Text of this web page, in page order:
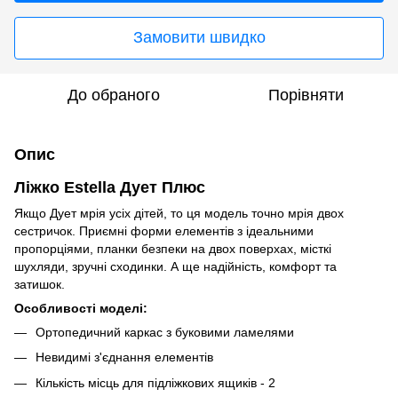
Замовити швидко
До обраного Порівняти
Опис
Ліжко Estella Дует Плюс
Якщо Дует мрія усіх дітей, то ця модель точно мрія двох
сестричок. Приємні форми елементів з ідеальними
пропорціями, планки безпеки на двох поверхах, місткі
шухляди, зручні сходинки. А ще надійність, комфорт та
затишок.
Особливості моделі:
Ортопедичний каркас з буковими ламелями
Невидимі з'єднання елементів
Кількість місць для підліжкових ящиків - 2